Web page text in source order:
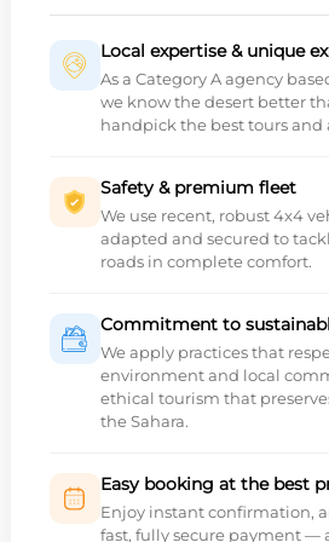
Local expertise & unique
As a Category A agency
we know the desert better
handpick the best tours and
Safety & premium fleet
We use recent, robust 4x4
adapted and secured to
roads in complete comfort.
Commitment to
We apply practices that
environment and local
ethical tourism that
the Sahara.
Easy booking at the best
Enjoy instant confirmation,
fast, fully secure payment —